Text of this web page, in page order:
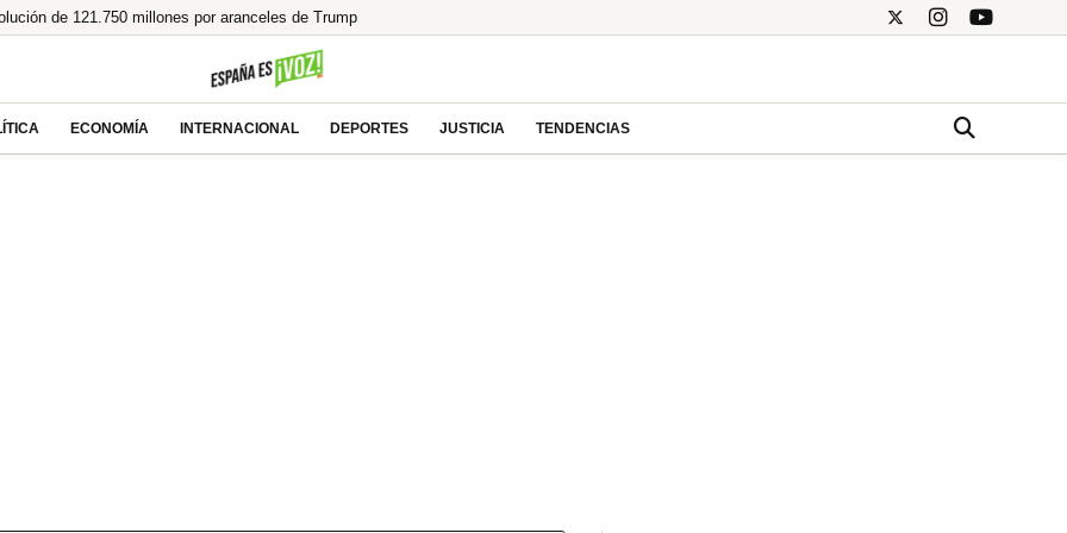
de 121.750 millones por aranceles de Trump
a la izquierda y se prepara para gobernar
gafas homologadas te puede dejar ciego
legado en llamas!
ECONOMÍA INTERNACIONAL DEPORTES JUSTICIA TENDENCIAS